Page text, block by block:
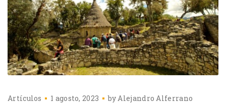
Artículos 1 agosto, 2023 byAlejandro Alferrano